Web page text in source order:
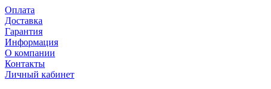
Оплата
Доставка
Гарантия
Информация
О компании
Контакты
Личный кабинет